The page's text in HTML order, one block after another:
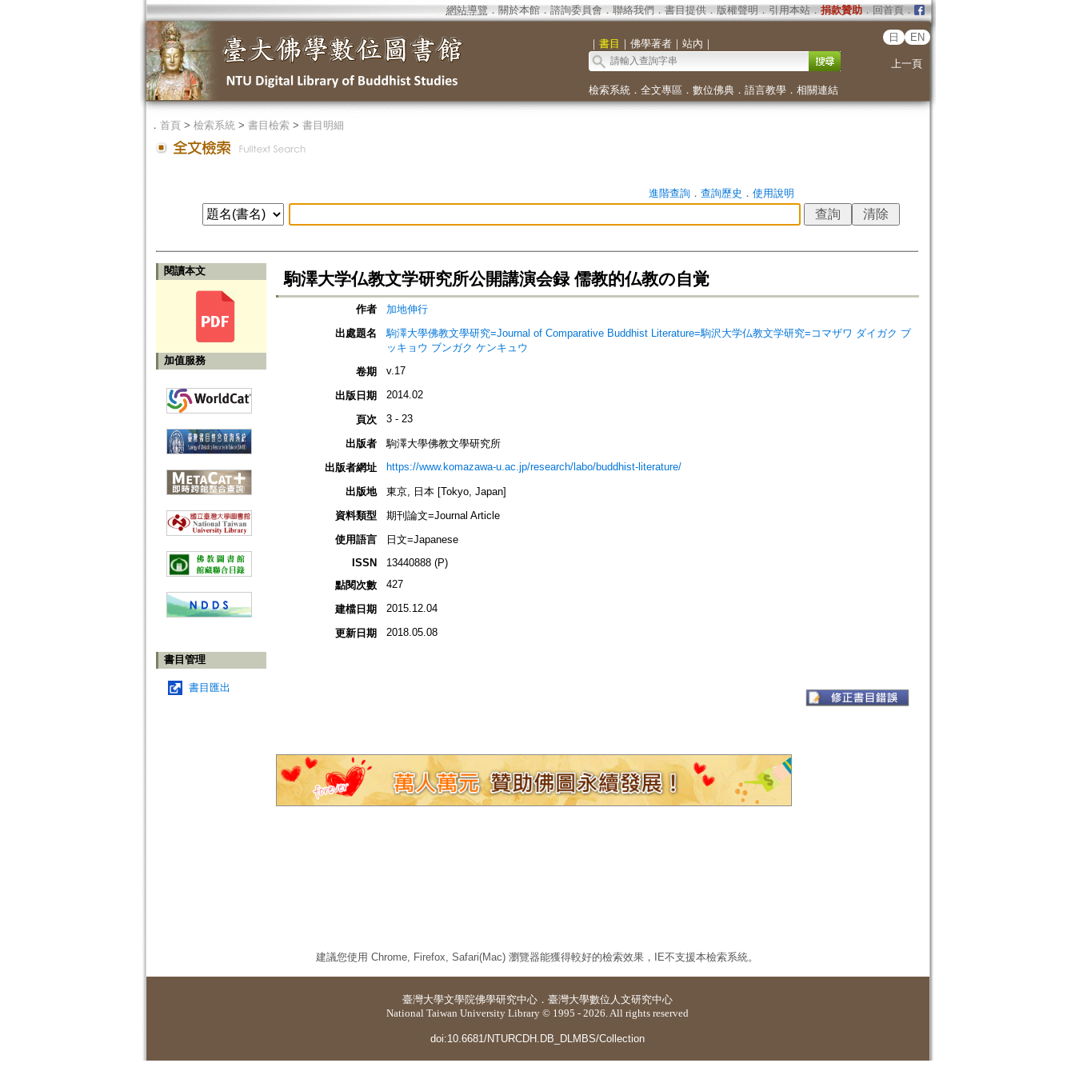
網站導覽 ． 關於本館． 諮詢委員會． 聯絡我們 ． 書目提供． 版權聲明 ． 引用本站． 捐款贊助．回首頁．
｜ 書目 ｜ 佛學著者｜ 站內 ｜
日 EN
上一頁
檢索系統． 全文專區 ． 數位佛典． 語言教學． 相關連結
． 首頁> 檢索系統> 書目檢索> 書目明細
進階查詢． 查詢歷史 ． 使用說明
閱讀本文
加值服務
書目管理
書目匯出
駒澤大学仏教文学研究所公開講演会録 儒教的仏教の自覚
作者
加地伸行
出處題名
駒澤大學佛教文學研究=Journal of Comparative Buddhist Literature=駒沢大学仏教文学研究=コマザワ ダイガク ブ
ッキョウ ブンガク ケンキュウ
卷期
v.17
出版日期 2014.02
頁次 3 - 23
出版者
駒澤大學佛教文學研究所
出版者網址
https://www.komazawa-u.ac.jp/research/labo/buddhist-literature/
出版地
東京, 日本 [Tokyo, Japan]
資料類型
期刊論文=Journal Article
使用語言
日文=Japanese
ISSN
13440888 (P)
點閱次數
427
建檔日期 2015.12.04
更新日期 2018.05.08
建議您使用 Chrome, Firefox, Safari(Mac) 瀏覽器能獲得較好的檢索效果，IE不支援本檢索系統。
臺灣大學文學院佛學研究中心 ． 臺灣大學數位人文研究中心
National Taiwan University Library © 1995 - 2026. All rights reserved
doi:10.6681/NTURCDH.DB_DLMBS/Collection